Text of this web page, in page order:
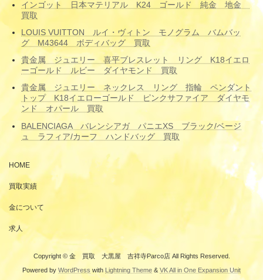
インゴット 日本マテリアル K24 ゴールド 純金 地金
買取
LOUIS VUITTON ルイ・ヴィトン モノグラム バムバッ
グ M43644 ボディバッグ 買取
貴金属 ジュエリー 喜平ブレスレット リング K18イエロ
ーゴールド ルビー ダイヤモンド 買取
貴金属 ジュエリー ネックレス リング 指輪 ペンダント
トップ K18イエローゴールド ピンクサファイア ダイヤモ
ンド オパール 買取
BALENCIAGA バレンシアガ パニエXS ブラック/ベージ
ュ ラフィア/カーフ ハンドバッグ 買取
HOME
買取実績
金について
求人
Copyright © 金 買取 大黒屋 吉祥寺Parco店 All Rights Reserved.
Powered by WordPress with Lightning Theme & VK All in One Expansion Unit